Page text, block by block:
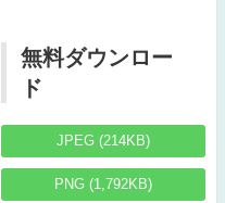
無料ダウンロー
ド
JPEG (214KB)
PNG (1,792KB)